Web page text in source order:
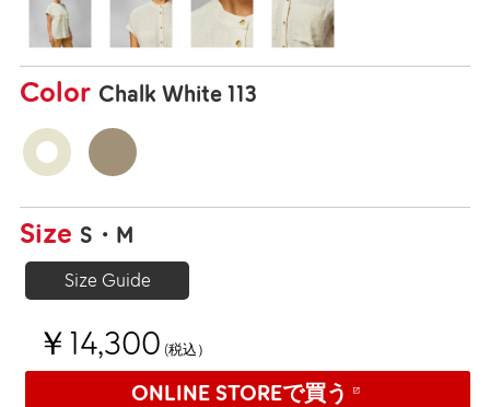
Color Chalk White 113
Size S M
Size Guide
￥14,300 (税込）
ONLINE STOREで買う